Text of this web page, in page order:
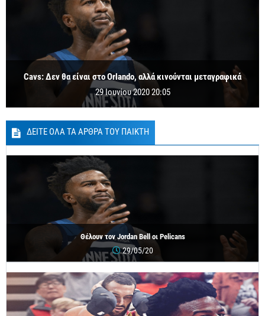
Cavs: Δεν θα είναι στο Orlando, αλλά κινούνται μεταγραφικά
29 Ιουνίου 2020 20:05
ΔΕΙΤΕ ΟΛΑ ΤΑ ΑΡΘΡΑ ΤΟΥ ΠΑΙΚΤΗ
Θέλουν τον Jordan Bell οι Pelicans
29/05/20